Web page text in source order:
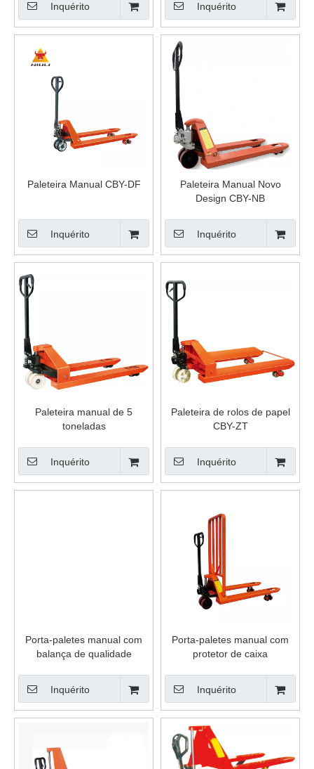
Inquérito Inquérito
Paleteira Manual CBY-DF
Inquérito
Paleteira Manual Novo
Design CBY-NB
Inquérito
Paleteira manual de 5
toneladas
Inquérito
Paleteira de rolos de papel
CBY-ZT
Inquérito
Porta-paletes manual com
balança de qualidade
Inquérito
Porta-paletes manual com
protetor de caixa
Inquérito